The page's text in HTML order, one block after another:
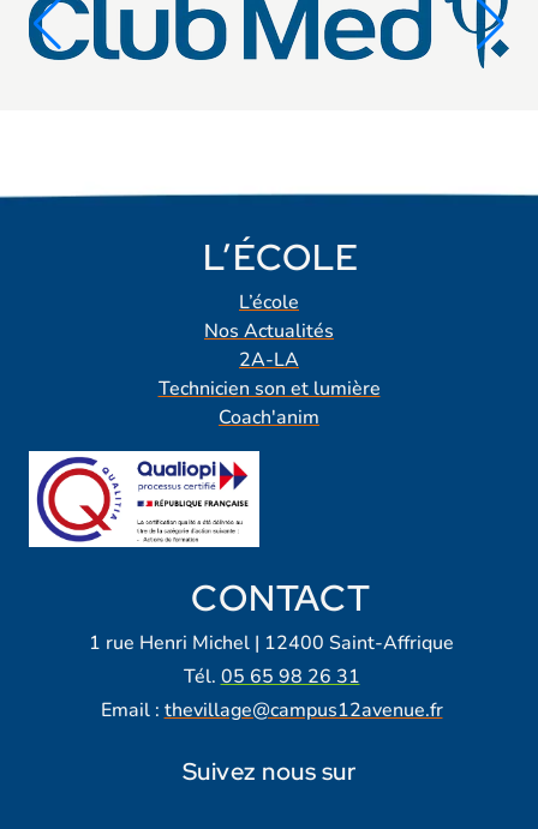
L’ÉCOLE
L’école
Nos Actualités
2A-LA
Technicien son et lumière
Coach'anim
CONTACT
1 rue Henri Michel | 12400 Saint-Affrique
Tél. 05 65 98 26 31
Email : thevillage@campus12avenue.fr
Suivez nous sur